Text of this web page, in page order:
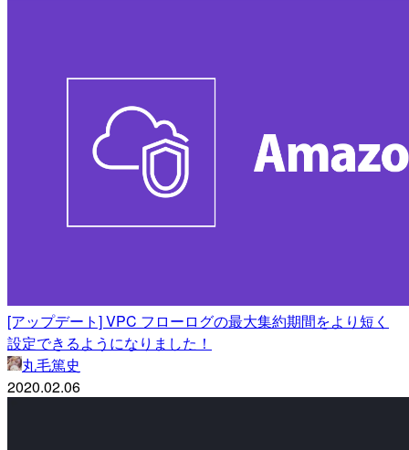
[アップデート] VPC フローログの最大集約期間をより短く
設定できるようになりました！
丸毛篤史
2020.02.06